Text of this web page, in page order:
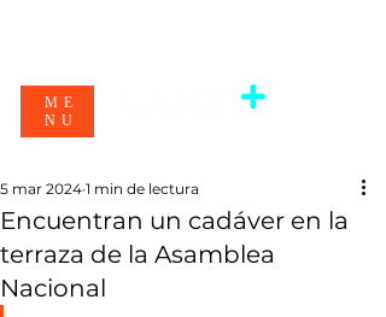
ME
NU
Encuentran un cadáver en la
terraza de la Asamblea
Nacional
5 mar 2024 1 min de lectura